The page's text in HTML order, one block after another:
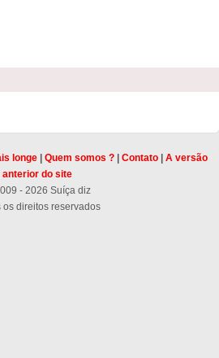
longe| Quem somos ?| Contato| A versão
anterior do site
- 2026 Suíça diz
os direitos reservados